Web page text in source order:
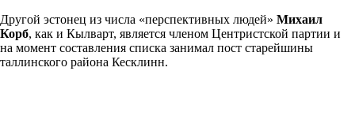
Другой эстонец из числа «перспективных людей» Михаил
Корб, как и Кылварт, является членом Центристской партии и
на момент составления списка занимал пост старейшины
таллинского района Кесклинн.